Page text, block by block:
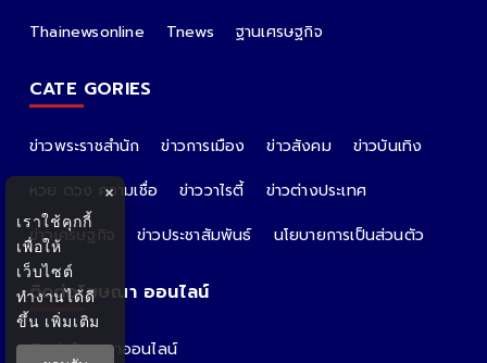
Thainewsonline
Tnews ฐานเศรษฐกิจ
CATE GORIES
ข่าวพระราชสำนัก ข่าวการเมือง ข่าวสังคม
ข่าวบันเทิง
หวย ดวง ความเชื่อ
ข่าววาไรตี้
ข่าวต่างประเทศ
ข่าวเศรษฐกิจ
ข่าวประชาสัมพันธ์ นโยบายการเป็นส่วนตัว
ติดต่อโฆษณา ออนไลน์
ติดต่อโฆษณาออนไลน์
×
เราใช้คุกกี้
เพื่อให้
เว็บไซต์
ทำงานได้ดี
ขึ้น เพิ่มเติม